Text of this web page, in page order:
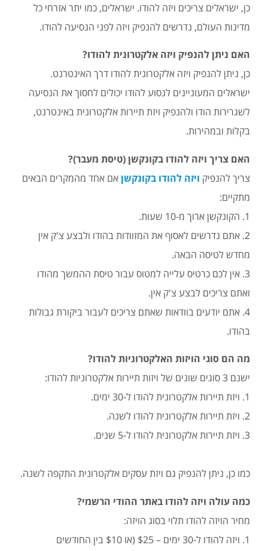
כן, ישראלים צריכים ויזה להודו. ישראלים, כמו יתר אזרחי כל
מדינות העולם, נדרשים להנפיק ויזה לפני הנסיעה להודו.
האם ניתן להנפיק ויזה אלקטרונית להודו?
כן, ניתן להנפיק ויזה אלקטרונית להודו דרך האינטרנט.
ישראלים המעוניינים לנסוע להודו יכולים לחסוך את הנסיעה
לשגרירות הודו ולהנפיק ויזת תיירות אלקטרונית באינטרנט,
בקלות ובמהירות.
האם צריך ויזה להודו בקונקשן (טיסת מעבר)?
צריך להנפיק ויזה להודו בקונקשןאם אחד מהמקרים הבאים
מתקיים:
1. הקונקשן ארוך מ-10 שעות.
2. אתם נדרשים לאסוף את המזוודות בהודו ולבצע צ'ק אין
מחדש לטיסה הבאה.
3. אין לכם כרטיס עלייה למטוס עבור טיסת ההמשך מהודו
ואתם צריכים לבצע צ'ק אין.
4. אתם יודעים בוודאות שאתם צריכים לעבור ביקורת גבולות
בהודו.
מה הם סוגי הויזות האלקטרוניות להודו?
ישנם 3 סוגים שונים של ויזות תיירות אלקטרוניות להודו:
1. ויזת תיירות אלקטרונית להודו ל-30 ימים.
2. ויזת תיירות אלקטרונית להודו לשנה.
3. ויזת תיירות אלקטרונית להודו ל-5 שנים.
כמו כן, ניתן להנפיק גם ויזת עסקים אלקטרונית התקפה לשנה.
כמה עולה ויזה להודו באתר ההודי הרשמי?
מחיר הויזה להודו תלוי בסוג הויזה:
1. ויזה להודו ל-30 ימים – $25 (או $10 בין החודשים